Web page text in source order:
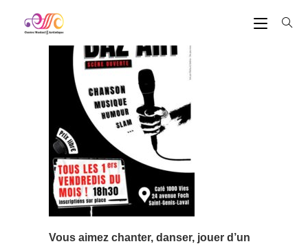
Vous aimez chanter, danser, jouer d’un